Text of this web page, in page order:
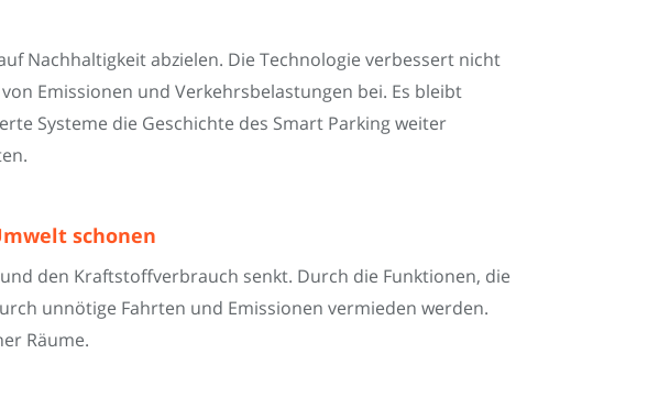
Nachhaltigkeit abzielen. Die Technologie verbessert nicht
Emissionen und Verkehrsbelastungen bei. Es bleibt
Systeme die Geschichte des Smart Parking weiter
schonen
den Kraftstoffverbrauch senkt. Durch die Funktionen, die
unnötige Fahrten und Emissionen vermieden werden.
Räume.